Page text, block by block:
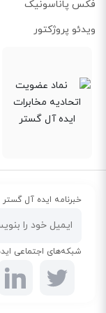
مشغول می‌باشند.
دستگاه سانترال
سازمان خود توجه
مربوطه، امکان
مواجه نشوید.
داخلی، بسته به
به طور کلی هر
فکس پاناسونیک
ویدئو پروژکتور
خبرنامه ایده آل گستر
شبکه‌های اجتماعی